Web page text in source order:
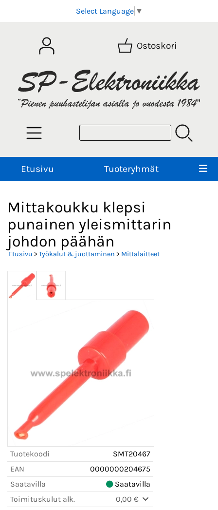
Select Language ▼
Ostoskori
Etusivu Tuoteryhmät
Mittakoukku klepsi
punainen yleismittarin
johdon päähän
Etusivu > Työkalut & juottaminen > Mittalaitteet
Tuotekoodi
SMT20467
EAN
0000000204675
Saatavilla
Saatavilla
Toimituskulut alk.
0,00 €